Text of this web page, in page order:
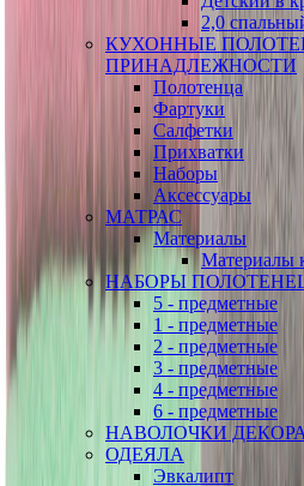
2,0
КУХОННЫЕ
ПРИНАДЛЕЖНОСТИ
Полотенца
Фартуки
Салфетки
Прихватки
Наборы
Аксессуары
МАТРАС
Материалы
Материалы
НАБОРЫ
5 - предметные
1 - предметные
2 - предметные
3 - предметные
4 - предметные
6 - предметные
НАВОЛОЧКИ
ОДЕЯЛА
Эвкалипт